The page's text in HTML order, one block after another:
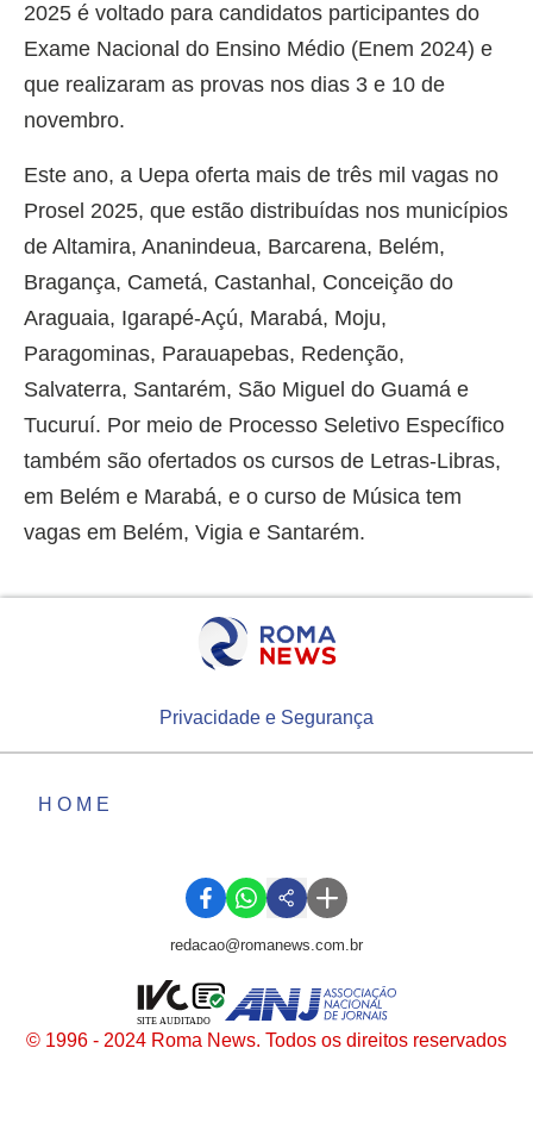
2025 é voltado para candidatos participantes do
Exame Nacional do Ensino Médio (Enem 2024) e
que realizaram as provas nos dias 3 e 10 de
novembro.
Este ano, a Uepa oferta mais de três mil vagas no
Prosel 2025, que estão distribuídas nos municípios
de Altamira, Ananindeua, Barcarena, Belém,
Bragança, Cametá, Castanhal, Conceição do
Araguaia, Igarapé-Açú, Marabá, Moju,
Paragominas, Parauapebas, Redenção,
Salvaterra, Santarém, São Miguel do Guamá e
Tucuruí. Por meio de Processo Seletivo Específico
também são ofertados os cursos de Letras-Libras,
em Belém e Marabá, e o curso de Música tem
vagas em Belém, Vigia e Santarém.
Privacidade e Segurança
HOME
redacao@romanews.com.br
© 1996 - 2024 Roma News. Todos os direitos reservados
SITE AUDITADO